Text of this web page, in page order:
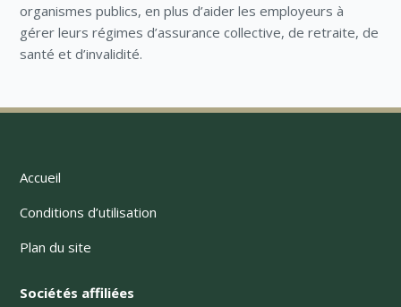
organismes publics, en plus d’aider les employeurs à
gérer leurs régimes d’assurance collective, de retraite, de
santé et d’invalidité.
Accueil
Conditions d’utilisation
Plan du site
Sociétés affiliées